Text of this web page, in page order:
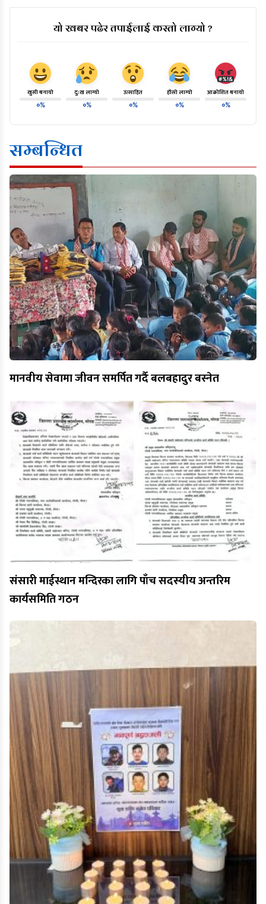
यो खबर पढेर तपाईलाई कस्तो लाग्यो ?
खुसी बनायो
०%
दु:ख लाग्यो
०%
उत्साहित
०%
हाँसो लाग्यो
०%
आक्रोशित बनायो
०%
सम्बन्धित
मानवीय सेवामा जीवन समर्पित गर्दै बलबहादुर बस्नेत
संसारी माईस्थान मन्दिरका लागि पाँच सदस्यीय अन्तरिम
कार्यसमिति गठन